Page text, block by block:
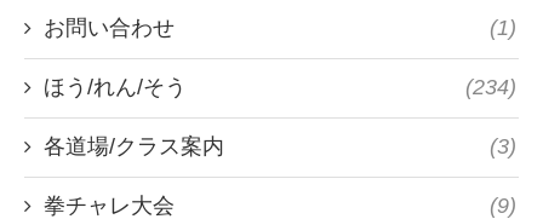
お問い合わせ (1)
ほう/れん/そう (234)
各道場/クラス案内 (3)
拳チャレ大会 (9)